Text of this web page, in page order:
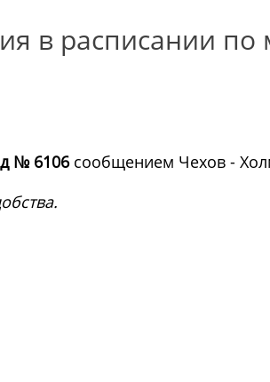
в расписании
№ 6106сообщением Чехов -